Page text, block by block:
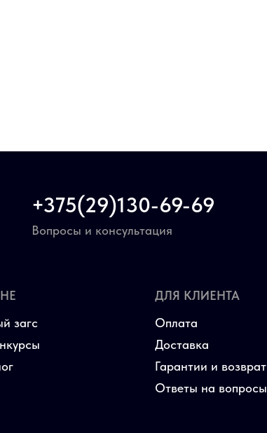
загс
+375(29)130-69-69
Вопросы и консультация
Оплата
Гарантии и возврат
Ответы на вопросы
ДЛЯ КЛИЕНТА
Доставка